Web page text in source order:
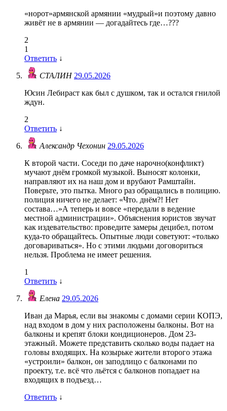
«норот»армянской армянии «мудрый»и поэтому давно
живёт не в армянии — догадайтесь где…???
2
1
Ответить ↓
СТАЛИН29.05.2026
Юсин Лебираст как был с душком, так и остался гнилой
ждун.
2
Ответить ↓
Александр Чехонин 29.05.2026
К второй части. Соседи по даче нарочно(конфликт)
мучают днём громкой музыкой. Выносят колонки,
направляют их на наш дом и врубают Рамштайн.
Поверьте, это пытка. Много раз обращались в полицию.
полиция ничего не делает: «Что. днём?! Нет
состава…»А теперь и вовсе «передали в ведение
местной администрации». Объяснения юристов звучат
как издевательство: проведите замеры децибел, потом
куда-то обращайтесь. Опытные люди советуют: «только
договариваться». Но с этими людьми договориться
нельзя. Проблема не имеет решения.
1
Ответить ↓
Елена 29.05.2026
Иван да Марья, если вы знакомы с домами серии КОПЭ,
над входом в дом у них расположены балконы. Вот на
балконы и крепят блоки кондиционеров. Дом 23-
этажный. Можете представить сколько воды падает на
головы входящих. На козырьке жители второго этажа
«устроили» балкон, он заподлицо с балконами по
проекту, т.е. всё что льётся с балконов попадает на
входящих в подъезд…
Ответить ↓